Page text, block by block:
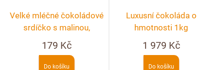
Velké mléčné čokoládové
srdíčko s malinou,
pistáciemi a bílou
čokoládou
179 Kč
Do košíku
Luxusní čokoláda o
hmotnosti 1kg
1 979 Kč
Do košíku